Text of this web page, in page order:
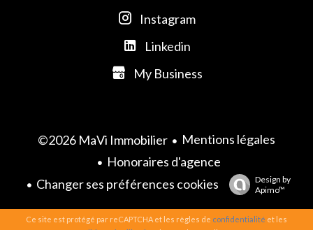
Instagram
Linkedin
My Business
©2026 MaVi Immobilier
Mentions légales
Honoraires d'agence
Changer ses préférences cookies
Design by
Apimo™
Ce site est protégé par reCAPTCHA et les règles de confidentialité et les